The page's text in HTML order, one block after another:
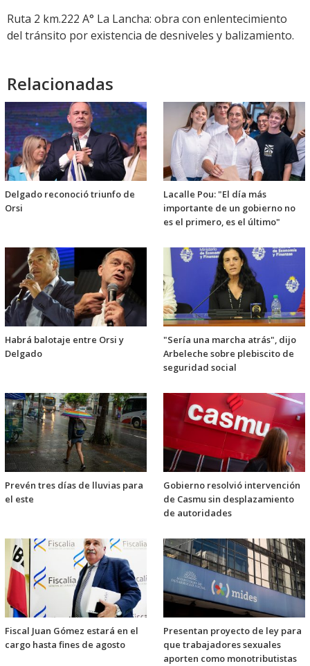
Ruta 2 km.222 A° La Lancha: obra con enlentecimiento
del tránsito por existencia de desniveles y balizamiento.
Relacionadas
Delgado reconoció triunfo de
Orsi
Lacalle Pou: "El día más
importante de un gobierno no
es el primero, es el último"
Habrá balotaje entre Orsi y
Delgado
"Sería una marcha atrás", dijo
Arbeleche sobre plebiscito de
seguridad social
Prevén tres días de lluvias para
el este
Gobierno resolvió intervención
de Casmu sin desplazamiento
de autoridades
Fiscal Juan Gómez estará en el
cargo hasta fines de agosto
Presentan proyecto de ley para
que trabajadores sexuales
aporten como monotributistas